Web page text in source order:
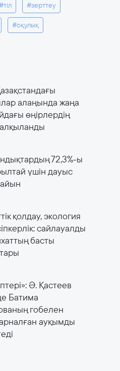
#зерттеу
#оқулық
алаңында жаңа
өңірлердің
72,3%-ы
үшін дауыс
қолдау, экология
сайлауалды
басты
Ә. Қастеев
Батима
гобелен
ауқымды